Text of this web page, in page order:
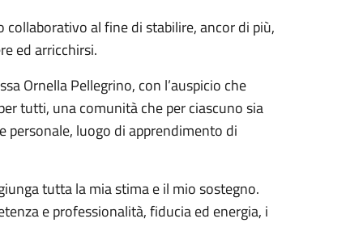
al fine di stabilire, ancor di più,
ed arricchirsi.
Ornella Pellegrino, con l’auspicio che
tutti, una comunità che per ciascuno sia
personale, luogo di apprendimento di
tutta la mia stima e il mio sostegno.
e professionalità, fiducia ed energia, i